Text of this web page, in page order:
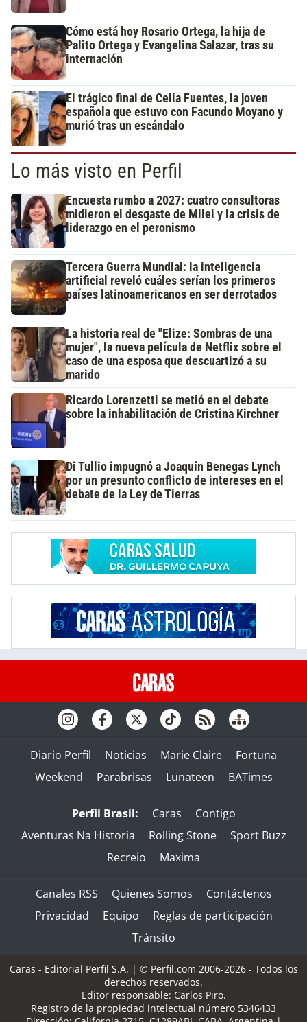
Cómo está hoy Rosario Ortega, la hija de
Palito Ortega y Evangelina Salazar, tras su
internación
El trágico final de Celia Fuentes, la joven
española que estuvo con Facundo Moyano y
murió tras un escándalo
Lo más visto en Perfil
Encuesta rumbo a 2027: cuatro consultoras
midieron el desgaste de Milei y la crisis de
liderazgo en el peronismo
Tercera Guerra Mundial: la inteligencia
artificial reveló cuáles serían los primeros
países latinoamericanos en ser derrotados
La historia real de "Elize: Sombras de una
mujer", la nueva película de Netflix sobre el
caso de una esposa que descuartizó a su
marido
Ricardo Lorenzetti se metió en el debate
sobre la inhabilitación de Cristina Kirchner
Di Tullio impugnó a Joaquín Benegas Lynch
por un presunto conflicto de intereses en el
debate de la Ley de Tierras
Diario Perfil Noticias Marie Claire
Fortuna
Weekend
Parabrisas Lunateen BATimes
Perfil Brasil: Caras
Contigo
Aventuras Na Historia
Rolling Stone
Sport Buzz
Recreio
Maxima
Canales RSS Quienes Somos
Contáctenos
Privacidad
Equipo
Reglas de participación
Tránsito
Caras - Editorial Perfil S.A. | © Perfil.com 2006-2026 - Todos los
derechos reservados.
Editor responsable: Carlos Piro.
Registro de la propiedad intelectual número 5346433